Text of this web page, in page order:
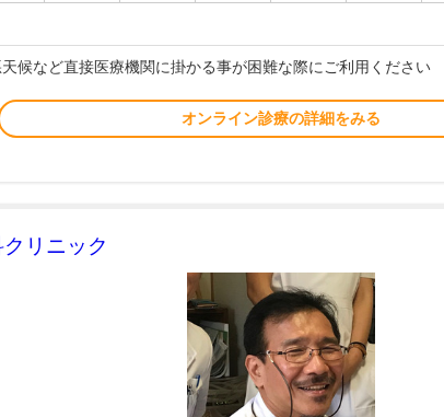
候など直接医療機関に掛かる事が困難な際にご利用ください
オンライン診療の詳細をみる
リニック